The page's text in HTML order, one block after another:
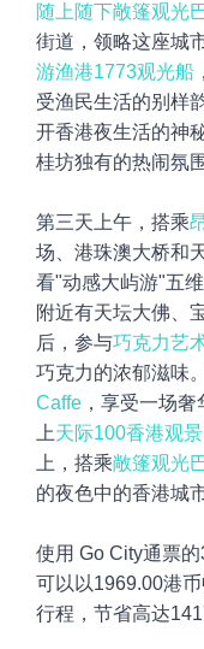
随上随下敞篷观光
街道，领略这座城
游渔港1773观光船
受渔民生活的别样
开香港夜生活的神
桂坊独有的热闹氛围
第三天上午，搭乘
场、港珠澳大桥和
看"动感大屿游"五
附近有天坛大佛、
后，参与巧克力艺
巧克力的浓郁滋味
Caffe ，享受一场
上天际100香港观
上，搭乘敞篷观光
的夜色中的香港城
使用 Go City通票
可以以1969.00港
行程，节省高达